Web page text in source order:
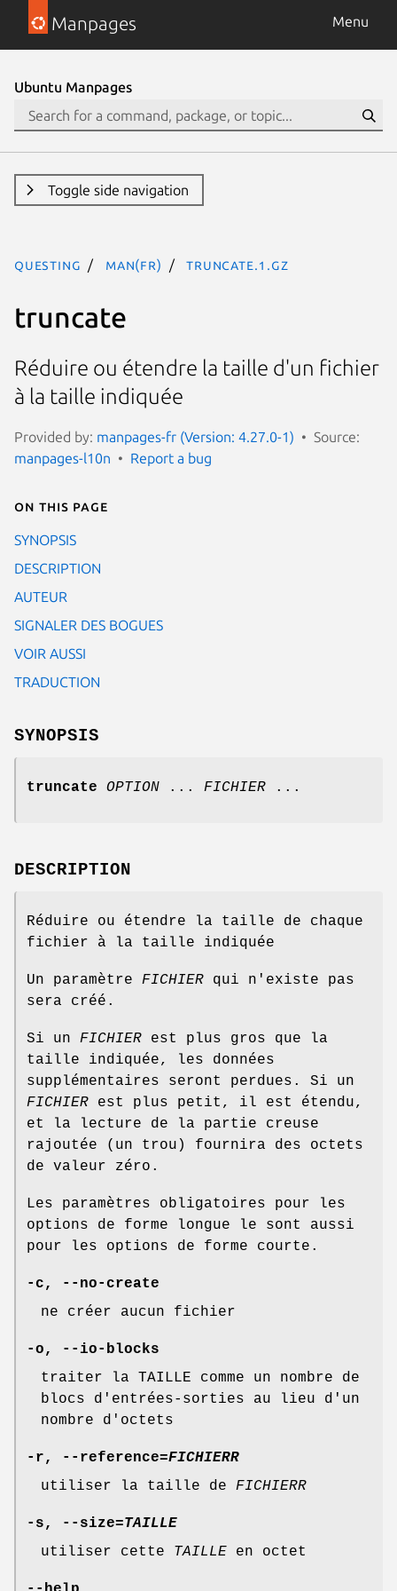
Manpages Menu
Ubuntu Manpages
Toggle side navigation
questing man(fr) truncate.1.gz
truncate
Réduire ou étendre la taille d'un fichier
à la taille indiquée
Provided by: manpages-fr (Version: 4.27.0-1)
Source:
manpages-l10n
Report a bug
On this page
SYNOPSIS
DESCRIPTION
AUTEUR
SIGNALER DES BOGUES
VOIR AUSSI
TRADUCTION
SYNOPSIS
truncate OPTION ... FICHIER ...
DESCRIPTION
Réduire ou étendre la taille de chaque
fichier à la taille indiquée
Un paramètre FICHIER qui n'existe pas
sera créé.
Si un FICHIER est plus gros que la
taille indiquée, les données
supplémentaires seront perdues. Si un
FICHIER est plus petit, il est étendu,
et la lecture de la partie creuse
rajoutée (un trou) fournira des octets
de valeur zéro.
Les paramètres obligatoires pour les
options de forme longue le sont aussi
pour les options de forme courte.
-c ,
--no-create
ne créer aucun fichier
-o ,
--io-blocks
traiter la TAILLE comme un nombre de
blocs d'entrées-sorties au lieu d'un
nombre d'octets
-r , --reference=FICHIERR
utiliser la taille de FICHIERR
-s , --size=TAILLE
utiliser cette TAILLE en octet